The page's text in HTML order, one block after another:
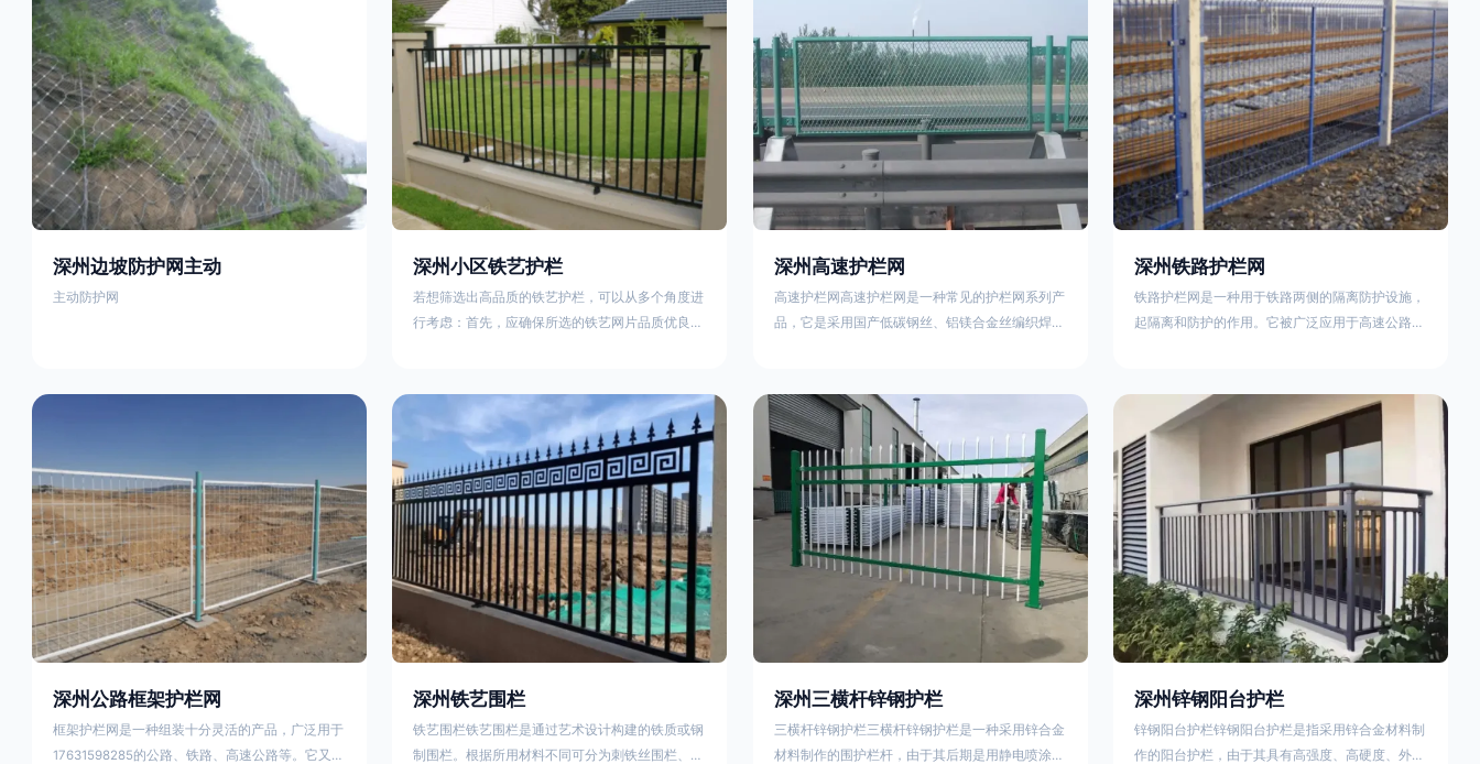
规格：通常为100×100mm或120×120mm方管，壁
厚2.5-3.0mm；面板采用0.5-0.9mm镀锌板轧折成
型连接方式：采用C型
政工程项目工地，可按工程进度分段设置围栏或按
规定使用统一的连续性护栏设施。施工单位不得在
工地围栏外堆放建筑材料、垃圾和工程渣土。在
接或编织形成网格结构，网片两侧各有一根加固的
纵向钢丝（双边丝），用于与立柱连接固定。其表
面通常采用镀锌、喷塑或浸塑处理，以增强耐腐蚀
性
机动与非机动隔离护栏、道路中心隔离护栏、带广
告牌道路隔离护栏、河道安全护栏、草坪花坛护栏
等市政道路隔离护栏规格齐全、品种多，可以任
深州边坡防护网主动
主动防护网
深州小区铁艺护栏
若想筛选出高品质的铁艺护栏，可以从多个角度进
行考虑：首先，应确保所选的铁艺网片品质优良，
好的制造机器之间的熟练程度。其次，选择耐用的
锻造铁艺产品，这类铁艺护栏比普通钢管护栏要坚
固许多，且外观更加美观、有层次。此外，还应注
重立柱与框架的选择，例如角钢或圆钢的选用应根
据不同部位的需求来定，以确保整体结构的稳固
性。17631598285
深州高速护栏网
高速护栏网高速护栏网是一种常见的护栏网系列产
品，它是采用国产低碳钢丝、铝镁合金丝编织焊接
其作用是防止对面车辆灯光的照射，增加公路行驶
的安全性。另一种是高速公路两侧的防护网，其作
用是防止车辆失控冲出路面，保护行车人员和车辆
的安全 。双边丝高速护栏网又称‘双边丝隔离栅’，
采用冷拔低碳钢丝焊接成网筒状卷边与网面一体，
深州铁路护栏网
铁路护栏网是一种用于铁路两侧的隔离防护设施，
起隔离和防护的作用。它被广泛应用于高速公路、
量在于原材料及加工过程，它的外观质量取决于施
工过程，施工中要重视施工准备和打桩机的组合，
不断总结经验，加强施工管理，是安装质量得以保
证。铁路护栏网是一种用于铁路两侧的隔离防护设
施，它的主要作用是防止车辆和人员越过护栏造成
危险事
深州公路框架护栏网
框架护栏网是一种组装十分灵活的产品，广泛用于
17631598285的公路、铁路、高速公路等。它又被
深州铁艺围栏
铁艺围栏铁艺围栏是通过艺术设计构建的铁质或钢
制围栏。根据所用材料不同可分为刺铁丝围栏、电
深州三横杆锌钢护栏
三横杆锌钢护栏三横杆锌钢护栏是一种采用锌合金
材料制作的围护栏杆，由于其后期是用静电喷涂处
深州锌钢阳台护栏
锌钢阳台护栏锌钢阳台护栏是指采用锌合金材料制
作的阳台护栏，由于其具有高强度、高硬度、外观